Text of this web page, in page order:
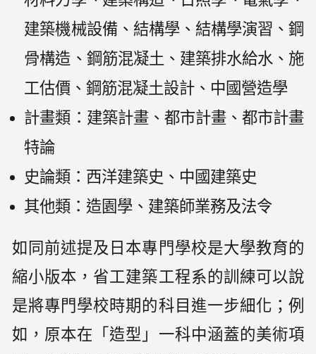
建築機械設備、結構學、結構學演習、鋼
骨構造、鋼筋混凝土、建築排水給水、施
工估價、鋼筋混凝土設計、中國營造學
計畫類：建築計畫、都市計畫、都市計畫
特論
史論類：西洋建築史、中國建築史
其他類：造園學、建築師業務及法令
如同前述提及日本專門學校是大學教育的
縮小版本，省工建築工程系的訓練可以說
是將專門學校時期的科目進一步細化；例
如，原本在「造型」一科中涵蓋的美術項